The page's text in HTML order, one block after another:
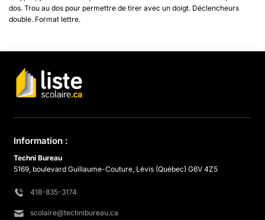
dos. Trou au dos pour permettre de tirer avec un doigt. Déclencheurs
double. Format lettre.
Information :
Techni Bureau
5169, boulevard Guillaume-Couture, Lévis (Québec) G6V 4Z5
418-835-3174
scolaire@technibureau.ca